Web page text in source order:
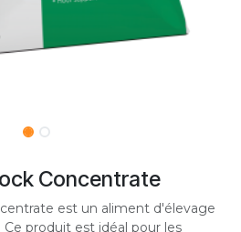
Concentrate
est un aliment d'élevage
produit est idéal pour les